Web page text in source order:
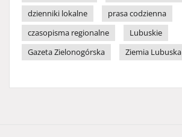
dzienniki lokalne
prasa codzienna
czasopisma regionalne
Lubuskie
Gazeta Zielonogórska
Ziemia Lubuska